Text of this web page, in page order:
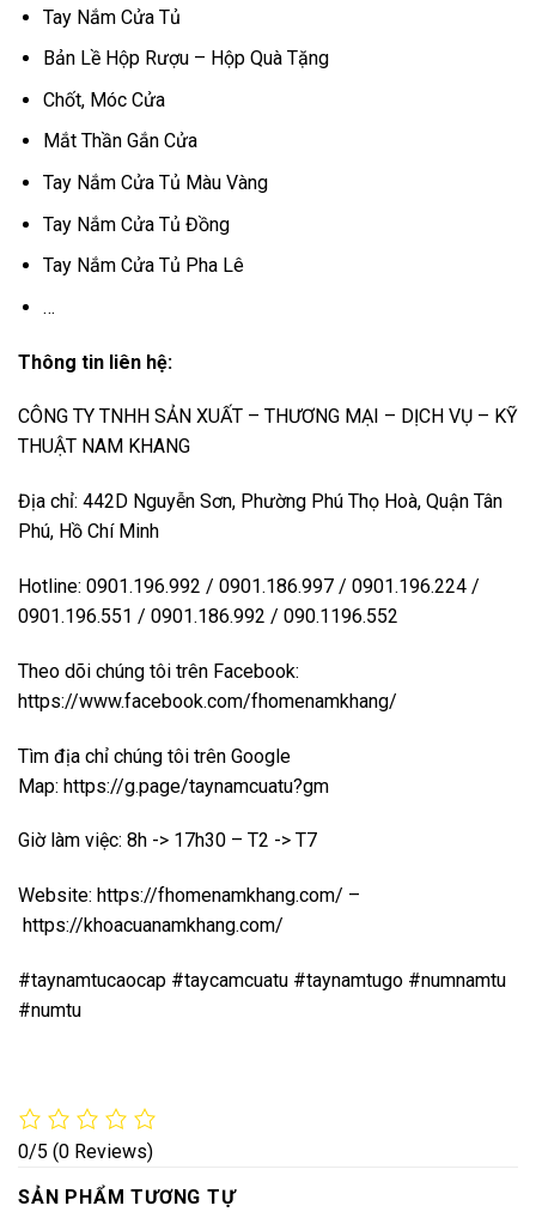
Tay Nắm Cửa Tủ
Bản Lề Hộp Rượu – Hộp Quà Tặng
Chốt, Móc Cửa
Mắt Thần Gắn Cửa
Tay Nắm Cửa Tủ Màu Vàng
Tay Nắm Cửa Tủ Đồng
Tay Nắm Cửa Tủ Pha Lê
…
Thông tin liên hệ:
CÔNG TY TNHH SẢN XUẤT – THƯƠNG MẠI – DỊCH VỤ – KỸ
THUẬT NAM KHANG
Địa chỉ: 442D Nguyễn Sơn, Phường Phú Thọ Hoà, Quận Tân
Phú, Hồ Chí Minh
Hotline: 0901.196.992 / 0901.186.997 / 0901.196.224 /
0901.196.551 / 0901.186.992 / 090.1196.552
Theo dõi chúng tôi trên Facebook:
https://www.facebook.com/fhomenamkhang/
Tìm địa chỉ chúng tôi trên Google
Map: https://g.page/taynamcuatu?gm
Giờ làm việc: 8h -> 17h30 – T2 -> T7
Website: https://fhomenamkhang.com/ –
https://khoacuanamkhang.com/
#taynamtucaocap #taycamcuatu #taynamtugo #numnamtu
#numtu
0/5 (0 Reviews)
SẢN PHẨM TƯƠNG TỰ